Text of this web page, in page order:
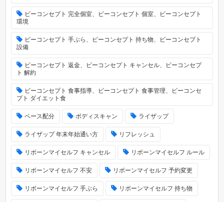
ビーコンセプト 完全個室、ビーコンセプト 個室、ビーコンセプト
環境
ビーコンセプト 手ぶら、ビーコンセプト 持ち物、ビーコンセプト
設備
ビーコンセプト 返金、ビーコンセプト キャンセル、ビーコンセプ
ト 解約
ビーコンセプト 食事指導、ビーコンセプト 食事管理、ビーコンセ
プト ダイエット食
ペース配分 ボディスキャン ライザップ
ライザップ 年末年始通い方 リフレッシュ
リボーンマイセルフ キャンセル リボーンマイセルフ ルール
リボーンマイセルフ 不安 リボーンマイセルフ 予約変更
リボーンマイセルフ 手ぶら リボーンマイセルフ 持ち物